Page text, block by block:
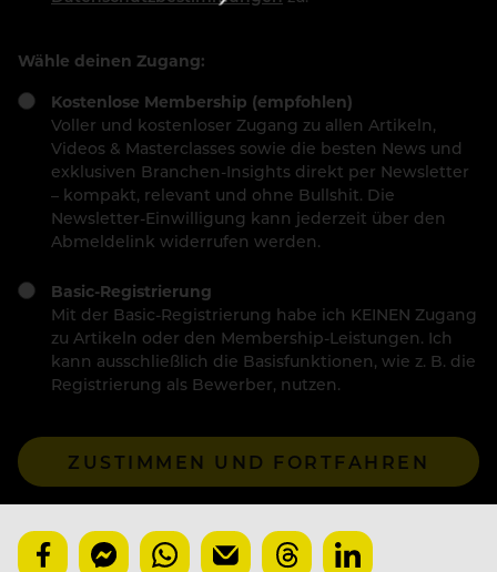
Wähle deinen Zugang:
Kostenlose Membership (empfohlen)
Voller und kostenloser Zugang zu allen Artikeln,
Videos & Masterclasses sowie die besten News und
exklusiven Branchen-Insights direkt per Newsletter
– kompakt, relevant und ohne Bullshit. Die
Newsletter-Einwilligung kann jederzeit über den
Abmeldelink widerrufen werden.
Basic-Registrierung
Mit der Basic-Registrierung habe ich KEINEN Zugang
zu Artikeln oder den Membership-Leistungen. Ich
kann ausschließlich die Basisfunktionen, wie z. B. die
Registrierung als Bewerber, nutzen.
ZUSTIMMEN UND FORTFAHREN